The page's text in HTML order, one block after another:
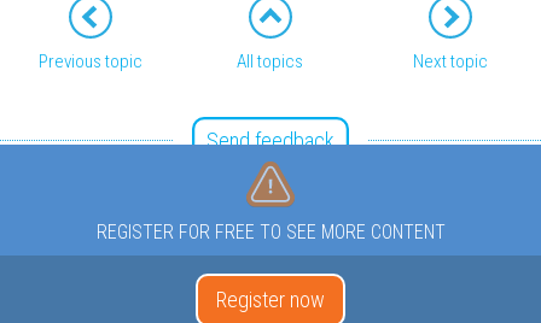
Previous topic All topics Next topic
Send feedback
REGISTER FOR FREE TO SEE MORE CONTENT
Register now